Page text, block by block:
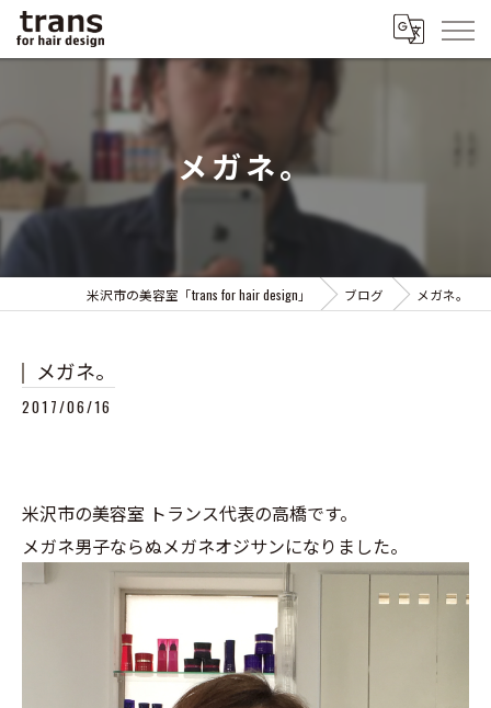
メガネ。
米沢市の美容室「trans for hair design」 ブログ メガネ。
メガネ。
2017/06/16
米沢市の美容室 トランス代表の高橋です。
メガネ男子ならぬメガネオジサンになりました。